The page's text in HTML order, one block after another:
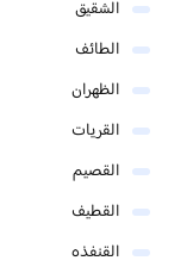
الشقيق
الطائف
الظهران
القريات
القصيم
القطيف
القنفذه